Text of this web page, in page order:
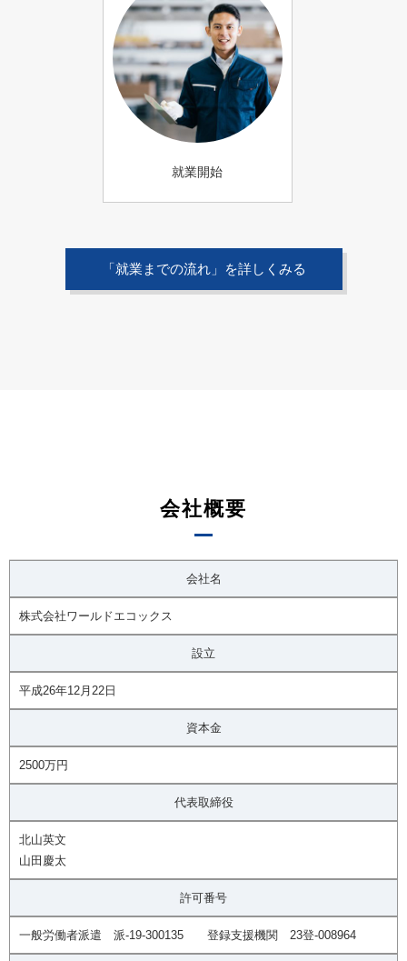
就業開始
「就業までの流れ」を詳しくみる
会社概要
会社名
株式会社ワールドエコックス
設立
平成26年12月22日
資本金
2500万円
代表取締役
北山英文
山田慶太
許可番号
一般労働者派遣 派-19-300135 登録支援機関 23登-008964